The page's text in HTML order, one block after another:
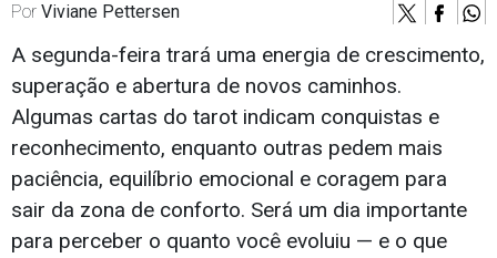
Por Viviane Pettersen
A segunda-feira trará uma energia de crescimento,
superação e abertura de novos caminhos.
Algumas cartas do tarot indicam conquistas e
reconhecimento, enquanto outras pedem mais
paciência, equilíbrio emocional e coragem para
sair da zona de conforto. Será um dia importante
para perceber o quanto você evoluiu — e o que